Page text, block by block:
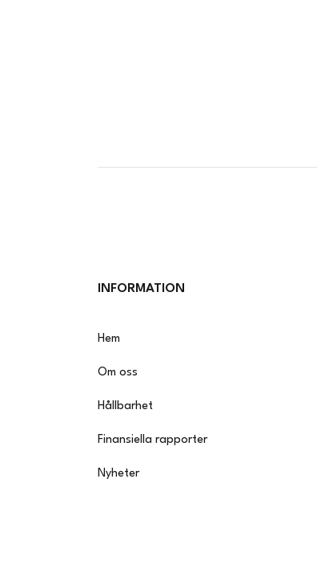
INFORMATION
Hem
Om oss
Hållbarhet
Finansiella rapporter
Nyheter